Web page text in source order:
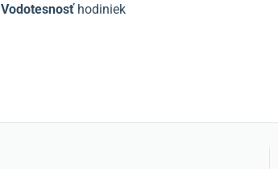
Vodotesnosťhodiniek